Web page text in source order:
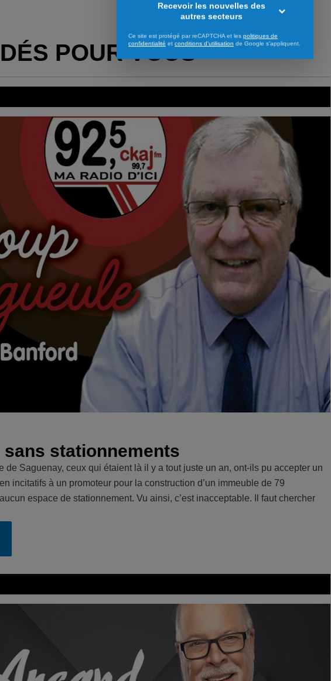
POUR VOUS
stationnements
de Saguenay, ceux qui étaient là il y a tout juste un an, ont-ils pu accepter un
incitatifs à un promoteur pour la construction d’un immeuble de 79
espace de stationnement. Vu ainsi, c’est inacceptable. Il faut chercher
Recevoir les nouvelles des
autres secteurs
Ce site est protégé par reCAPTCHA et les politiques de
confidentialité et conditions d'utilisation de Google s'appliquent.